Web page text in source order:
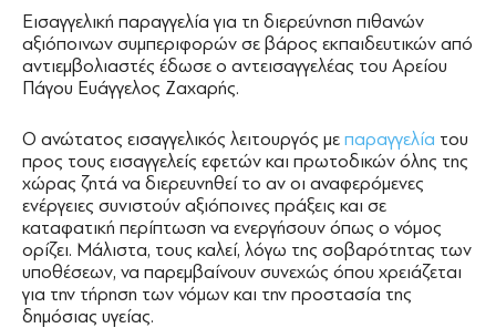
Εισαγγελική παραγγελία για τη διερεύνηση πιθανών
αξιόποινων συμπεριφορών σε βάρος εκπαιδευτικών από
αντιεμβολιαστές έδωσε ο αντεισαγγελέας του Αρείου
Πάγου Ευάγγελος Ζαχαρής.
Ο ανώτατος εισαγγελικός λειτουργός με παραγγελία του
προς τους εισαγγελείς εφετών και πρωτοδικών όλης της
χώρας ζητά να διερευνηθεί το αν οι αναφερόμενες
ενέργειες συνιστούν αξιόποινες πράξεις και σε
καταφατική περίπτωση να ενεργήσουν όπως ο νόμος
ορίζει. Μάλιστα, τους καλεί, λόγω της σοβαρότητας των
υποθέσεων, να παρεμβαίνουν συνεχώς όπου χρειάζεται
για την τήρηση των νόμων και την προστασία της
δημόσιας υγείας.